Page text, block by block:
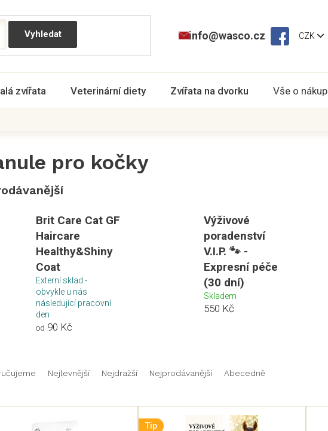
CZK
info@wasco.cz
zvířata Veterinární diety Zvířata na dvorku Vše o
pro kočky
Brit Care Cat GF
Haircare
Healthy&Shiny
Coat
Externí sklad -
obvykle u nás
následující pracovní
den
od 90 Kč
Výživové
poradenství
V.I.P. 🐾 -
Expresní péče
(30 dní)
Skladem
550 Kč
Nejlevnější Nejdražší Nejprodávanější Abecedně
Tip